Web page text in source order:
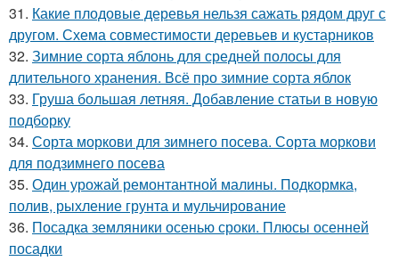
31. Какие плодовые деревья нельзя сажать рядом друг с
другом. Схема совместимости деревьев и кустарников
32. Зимние сорта яблонь для средней полосы для
длительного хранения. Всё про зимние сорта яблок
33. Груша большая летняя. Добавление статьи в новую
подборку
34. Сорта моркови для зимнего посева. Сорта моркови
для подзимнего посева
35. Один урожай ремонтантной малины. Подкормка,
полив, рыхление грунта и мульчирование
36. Посадка земляники осенью сроки. Плюсы осенней
посадки